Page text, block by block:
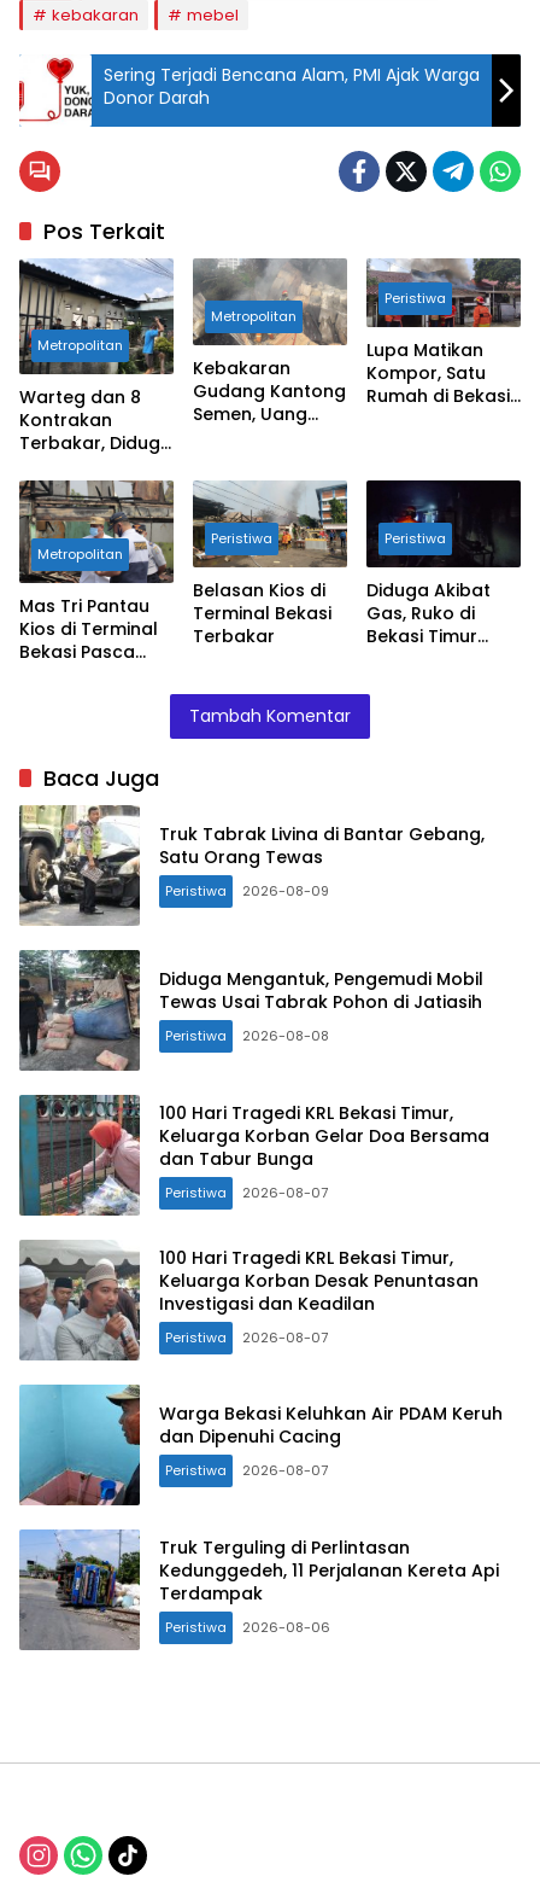
kebakaran
mebel
Sering Terjadi Bencana Alam, PMI Ajak Warga
Donor Darah
Pos Terkait
Metropolitan
Warteg dan 8
Kontrakan
Terbakar, Diduga
Listrik
Metropolitan
Kebakaran
Gudang Kantong
Semen, Uang
Peristiwa
Lupa Matikan
Kompor, Satu
Rumah di Bekasi
Metropolitan
Mas Tri Pantau
Kios di Terminal
Bekasi Pasca
Peristiwa
Belasan Kios di
Terminal Bekasi
Terbakar
Peristiwa
Diduga Akibat
Gas, Ruko di
Bekasi Timur
Tambah Komentar
Baca Juga
Truk Tabrak Livina di Bantar Gebang,
Satu Orang Tewas
Peristiwa 2026-08-09
Diduga Mengantuk, Pengemudi Mobil
Tewas Usai Tabrak Pohon di Jatiasih
Peristiwa 2026-08-08
100 Hari Tragedi KRL Bekasi Timur,
Keluarga Korban Gelar Doa Bersama
dan Tabur Bunga
Peristiwa 2026-08-07
100 Hari Tragedi KRL Bekasi Timur,
Keluarga Korban Desak Penuntasan
Investigasi dan Keadilan
Peristiwa 2026-08-07
Warga Bekasi Keluhkan Air PDAM Keruh
dan Dipenuhi Cacing
Peristiwa 2026-08-07
Truk Terguling di Perlintasan
Kedunggedeh, 11 Perjalanan Kereta Api
Terdampak
Peristiwa 2026-08-06